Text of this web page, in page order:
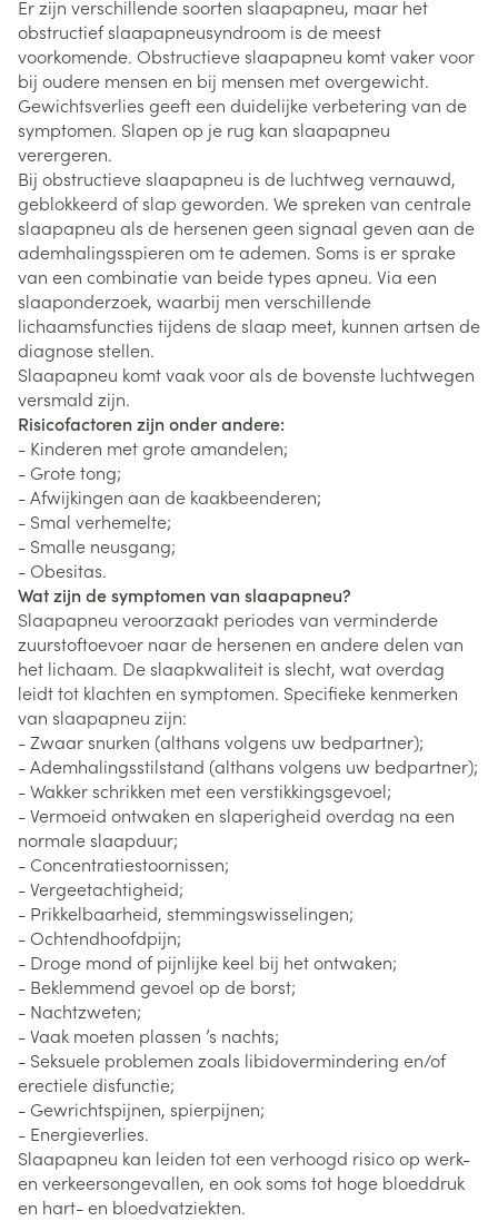
Er zijn verschillende soorten slaapapneu, maar het
obstructief slaapapneusyndroom is de meest
voorkomende. Obstructieve slaapapneu komt vaker voor
bij oudere mensen en bij mensen met overgewicht.
Gewichtsverlies geeft een duidelijke verbetering van de
symptomen. Slapen op je rug kan slaapapneu
verergeren.
Bij obstructieve slaapapneu is de luchtweg vernauwd,
geblokkeerd of slap geworden. We spreken van centrale
slaapapneu als de hersenen geen signaal geven aan de
ademhalingsspieren om te ademen. Soms is er sprake
van een combinatie van beide types apneu. Via een
slaaponderzoek, waarbij men verschillende
lichaamsfuncties tijdens de slaap meet, kunnen artsen de
diagnose stellen.
Slaapapneu komt vaak voor als de bovenste luchtwegen
versmald zijn.
Risicofactoren zijn onder andere:
- Kinderen met grote amandelen;
- Grote tong;
- Afwijkingen aan de kaakbeenderen;
- Smal verhemelte;
- Smalle neusgang;
- Obesitas.
Wat zijn de symptomen van slaapapneu?
Slaapapneu veroorzaakt periodes van verminderde
zuurstoftoevoer naar de hersenen en andere delen van
het lichaam. De slaapkwaliteit is slecht, wat overdag
leidt tot klachten en symptomen. Specifieke kenmerken
van slaapapneu zijn:
- Zwaar snurken (althans volgens uw bedpartner);
- Ademhalingsstilstand (althans volgens uw bedpartner);
- Wakker schrikken met een verstikkingsgevoel;
- Vermoeid ontwaken en slaperigheid overdag na een
normale slaapduur;
- Concentratiestoornissen;
- Vergeetachtigheid;
- Prikkelbaarheid, stemmingswisselingen;
- Ochtendhoofdpijn;
- Droge mond of pijnlijke keel bij het ontwaken;
- Beklemmend gevoel op de borst;
- Nachtzweten;
- Vaak moeten plassen ’s nachts;
- Seksuele problemen zoals libidovermindering en/of
erectiele disfunctie;
- Gewrichtspijnen, spierpijnen;
- Energieverlies.
Slaapapneu kan leiden tot een verhoogd risico op werk-
en verkeersongevallen, en ook soms tot hoge bloeddruk
en hart- en bloedvatziekten.